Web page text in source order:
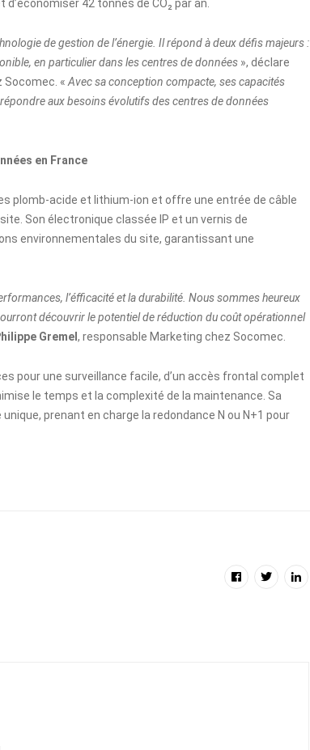
42 tonnes de CO₂ par an.
de gestion de l’énergie. Il répond à deux défis majeurs :
en particulier dans les centres de données », déclare
Socomec. « Avec sa conception compacte, ses capacités
aux besoins évolutifs des centres de données
en France
plomb-acide et lithium-ion et offre une entrée de câble
Son électronique classée IP et un vernis de
environnementales du site, garantissant une
l’éfficacité et la durabilité. Nous sommes heureux
découvrir le potentiel de réduction du coût opérationnel
Gremel , responsable Marketing chez Socomec.
pour une surveillance facile, d’un accès frontal complet
le temps et la complexité de la maintenance. Sa
prenant en charge la redondance N ou N+1 pour